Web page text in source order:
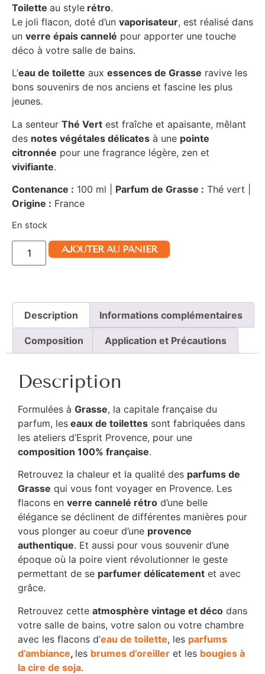
Toilette au style rétro.
Le joli flacon, doté d’un vaporisateur, est réalisé dans
un verre épais cannelé pour apporter une touche
déco à votre salle de bains.
L’eau de toilette aux essences de Grasse ravive les
bons souvenirs de nos anciens et fascine les plus
jeunes.
La senteur Thé Vert est fraîche et apaisante, mêlant
des notes végétales délicates à une pointe
citronnée pour une fragrance légère, zen et
vivifiante.
Contenance : 100 ml | Parfum de Grasse : Thé vert |
Origine : France
En stock
AJOUTER AU PANIER
Description Informations complémentaires
Composition Application et Précautions
Description
Formulées à Grasse, la capitale française du
parfum, les eaux de toilettes sont fabriquées dans
les ateliers d’Esprit Provence, pour une
composition 100% française.
Retrouvez la chaleur et la qualité des parfums de
Grasse qui vous font voyager en Provence. Les
flacons en verre cannelé rétro d’une belle
élégance se déclinent de différentes manières pour
vous plonger au coeur d’une provence
authentique. Et aussi pour vous souvenir d’une
époque où la poire vient révolutionner le geste
permettant de se parfumer délicatement et avec
grâce.
Retrouvez cette atmosphère vintage et déco dans
votre salle de bains, votre salon ou votre chambre
avec les flacons d’eau de toilette, les parfums
d’ambiance, les brumes d’oreiller et les bougies à
la cire de soja.